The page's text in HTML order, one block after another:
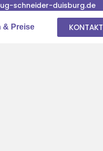
schneider-duisburg.de
& Preise KONTAKT